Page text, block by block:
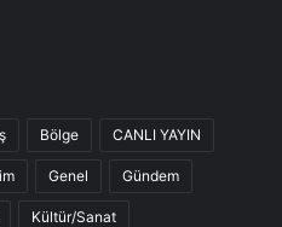
Bölge CANLI YAYIN
Genel Gündem
Kültür/Sanat